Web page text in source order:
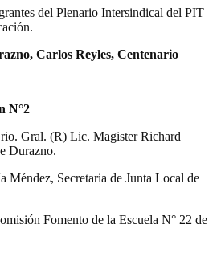
del Plenario Intersindical del PIT
Carlos Reyles, Centenario
N°2
Gral. (R) Lic. Magister Richard
Durazno.
Méndez, Secretaria de Junta Local de
Fomento de la Escuela N° 22 de